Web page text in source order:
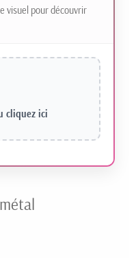
visuel pour découvrir
cliquez ici